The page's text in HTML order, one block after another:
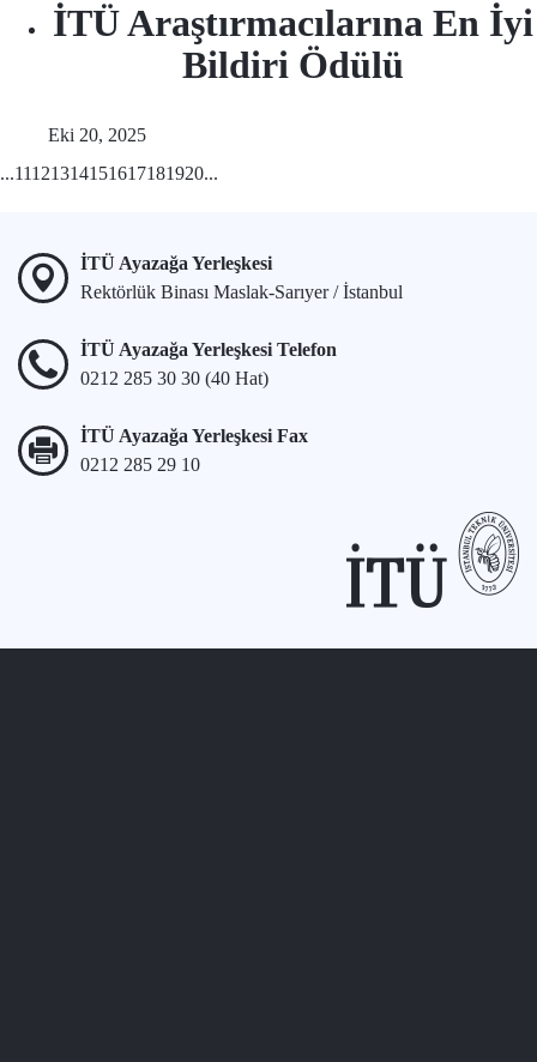
İTÜ Araştırmacılarına En İyi
Bildiri Ödülü
Eki 20, 2025
...11121314151617181920...
İTÜ Ayazağa Yerleşkesi
Rektörlük Binası Maslak-Sarıyer / İstanbul
İTÜ Ayazağa Yerleşkesi Telefon
0212 285 30 30 (40 Hat)
İTÜ Ayazağa Yerleşkesi Fax
0212 285 29 10